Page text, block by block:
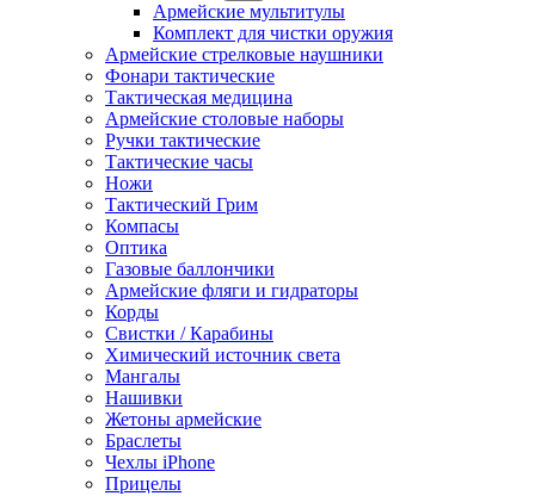
Армейские мультитулы
Комплект для чистки оружия
Армейские стрелковые наушники
Фонари тактические
Тактическая медицина
Армейские столовые наборы
Ручки тактические
Тактические часы
Ножи
Тактический Грим
Компасы
Оптика
Газовые баллончики
Армейские фляги и гидраторы
Корды
Свистки / Карабины
Химический источник света
Мангалы
Нашивки
Жетоны армейские
Браслеты
Чехлы iPhone
Прицелы